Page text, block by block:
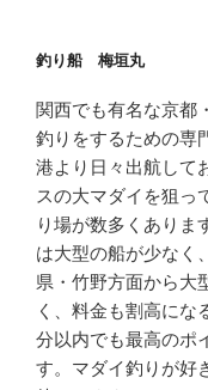
釣り船 梅垣丸
関西でも有名な京都
釣りをするための専
港より日々出航して
スの大マダイを狙っ
り場が数多くありま
は大型の船が少なく
県・竹野方面から大
く、料金も割高にな
分以内でも最高のポ
す。マダイ釣りが好